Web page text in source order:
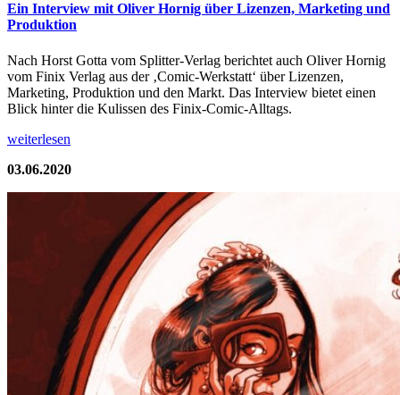
Ein Interview mit Oliver Hornig über Lizenzen, Marketing und
Produktion
Nach Horst Gotta vom Splitter-Verlag berichtet auch Oliver Hornig
vom Finix Verlag aus der ‚Comic-Werkstatt‘ über Lizenzen,
Marketing, Produktion und den Markt. Das Interview bietet einen
Blick hinter die Kulissen des Finix-Comic-Alltags.
weiterlesen
03.06.2020